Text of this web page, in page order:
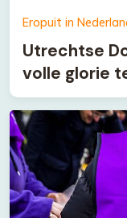
Eropuit in
Utrechtse
volle glorie